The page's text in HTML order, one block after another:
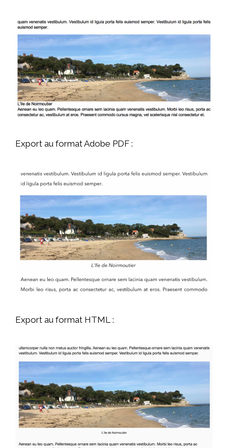
Export au format Adobe PDF :
Export au format HTML :